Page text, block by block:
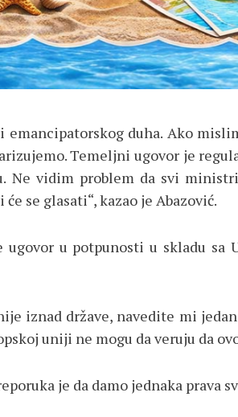
emancipatorskog duha. Ako
Temeljni ugovor je
Ne vidim problem da svi
se glasati“, kazao je Abazović.
ugovor u potpunosti u skladu sa
iznad države, navedite mi
uniji ne mogu da veruju da
je da damo jednaka prava